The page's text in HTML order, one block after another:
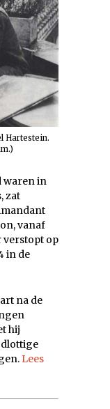
Hartestein.
waren in
zat
vanaf
verstopt op
in de
na de
hij
Lees